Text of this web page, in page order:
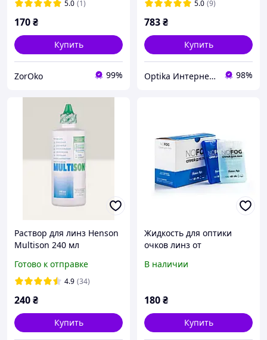
Multison Henson
5.0 (1)
170₴
Купить
ZorOko 99%
жидкость вода для линз
5.0 (9)
783₴
Купить
Optika Интернет Магазин 98%
Раствор для линз Henson
Multison 240 мл
жидкость для очистки,
дезинфекции и хранения
Готово к отправке
4.9 (34)
240₴
Купить
Жидкость для оптики
очков линз от
FOG Спрей 20 мл S009
В наличии
180₴
Купить